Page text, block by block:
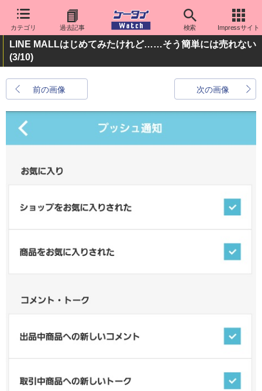
カテゴリ 過去記事 検索 Impressサイト
LINE MALLはじめてみたけれど……そう簡単には売れない
(3/10)
前の画像 次の画像